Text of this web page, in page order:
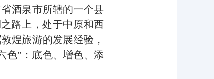
酒泉市所辖的一个县
路 上，处于中原和西
煌旅游的发展经验，
色”：底色、增色、添